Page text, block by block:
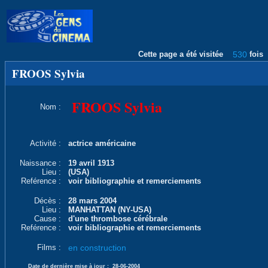
Cette page a été visitée 530 fois
FROOS Sylvia
Nom : FROOS Sylvia
Activité : actrice américaine
Naissance :
19 avril 1913
Lieu :
(USA)
Reférence :
voir bibliographie et remerciements
Décès :
28 mars 2004
Lieu :
MANHATTAN (NY-USA)
Cause :
d'une thrombose cérébrale
Reférence :
voir bibliographie et remerciements
Films : en construction
Date de dernière mise à jour : 28-06-2004